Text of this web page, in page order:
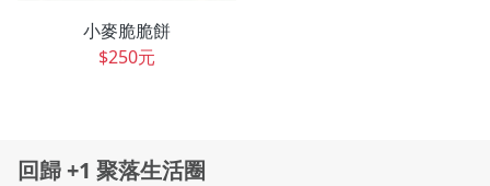
小麥脆脆餅
$250元
回歸 +1 聚落生活圈